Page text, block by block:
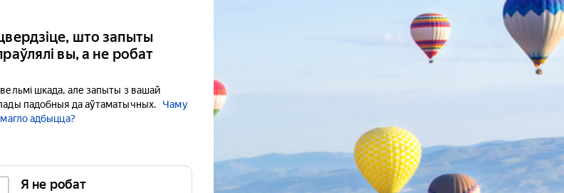
што запыты
вы, а не робат
шкада, але запыты з вашай
падобныя да аўтаматычных.
Чаму
магло адбыцца?
Я не робат